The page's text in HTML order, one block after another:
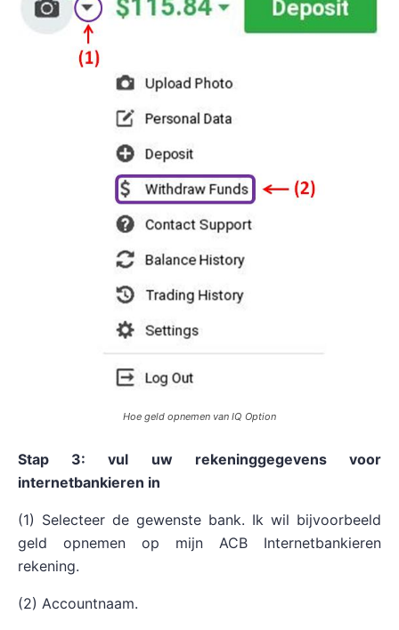
Hoe geld opnemen van IQ Option
Stap 3: vul uw rekeninggegevens voor
internetbankieren in
(1) Selecteer de gewenste bank. Ik wil bijvoorbeeld
geld opnemen op mijn ACB Internetbankieren
rekening.
(2) Accountnaam.